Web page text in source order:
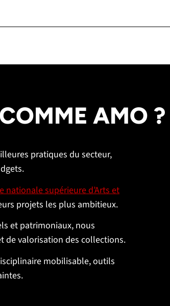
AMO ?
pratiques du secteur,
nationale supérieure d’Arts et
projets les plus ambitieux.
et patrimoniaux, nous
de valorisation des collections.
mobilisable, outils